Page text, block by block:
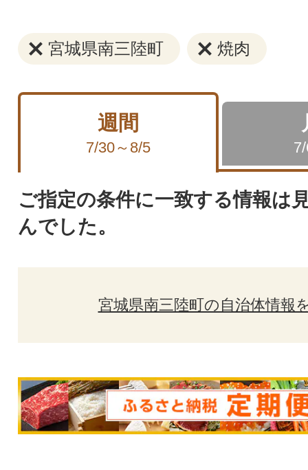
宮城県南三陸町 焼肉
週間
7/30～8/5
ご指定の条件に一致する情報は
んでした。
宮城県南三陸町の自治体情報